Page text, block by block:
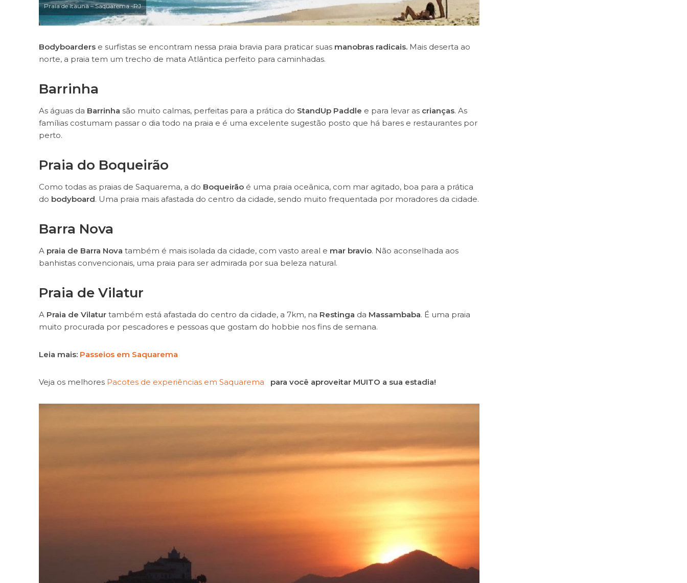
Praia de Itauna – Saquarema -RJ
Bodyboarders e surfistas se encontram nessa praia bravia para praticar suas manobras radicais. Mais deserta ao
norte, a praia tem um trecho de mata Atlântica perfeito para caminhadas.
Barrinha
As águas da Barrinha são muito calmas, perfeitas para a prática do StandUp Paddle e para levar as crianças. As
famílias costumam passar o dia todo na praia e é uma excelente sugestão posto que há bares e restaurantes por
perto.
Praia do Boqueirão
Como todas as praias de Saquarema, a do Boqueirão é uma praia oceânica, com mar agitado, boa para a prática
do bodyboard. Uma praia mais afastada do centro da cidade, sendo muito frequentada por moradores da cidade.
Barra Nova
A praia de Barra Nova também é mais isolada da cidade, com vasto areal e mar bravio. Não aconselhada aos
banhistas convencionais, uma praia para ser admirada por sua beleza natural.
Praia de Vilatur
A Praia de Vilaturtambém está afastada do centro da cidade, a 7km, na Restinga da Massambaba. É uma praia
muito procurada por pescadores e pessoas que gostam do hobbie nos fins de semana.
Leia mais:Passeios em Saquarema
Veja os melhores Pacotes de experiências em Saquarema para você aproveitar MUITO a sua estadia!